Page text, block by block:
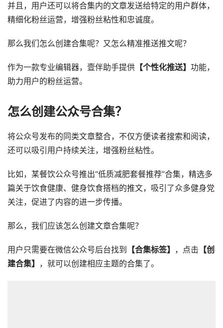
并且，用户还可以将合集内的文章发送给特定的用户群体，
精细化粉丝运营，增强粉丝粘性和忠诚度。
那么我们怎么创建合集呢？又怎么精准推送推文呢？
作为一款专业编辑器，壹伴助手提供 【个性化推送】 功能，
助力用户的粉丝运营。
怎么创建公众号合集？
将公众号发布的同类文章整合，不仅方便读者搜索和阅读，
还可以吸引用户持续关注，增强粉丝粘性。
比如，某餐饮公众号推出“低质减肥套餐推荐”合集，精选多
篇关于饮食健康、健身饮食搭档的推文，吸引了众多健身党
关注，促进了内容的进一步传播。
那么，我们应该怎么创建文章合集呢？
用户只需要在微信公众号后台找到 【合集标签】 ，点击 【创
建合集】
，就可以创建相应主题的合集了。